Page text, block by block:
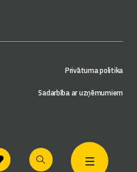
Privātuma politika
Sadarbība ar uzņēmumiem